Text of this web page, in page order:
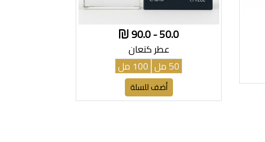
50.0 - 90.0
عطر كنعان
50 مل
100 مل
أضف للسلة